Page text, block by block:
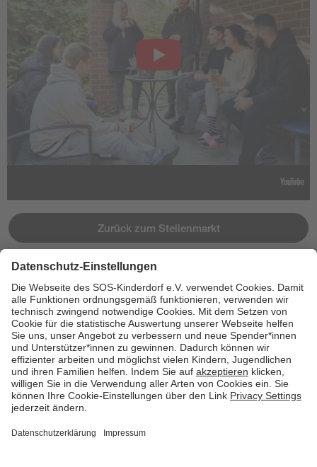
Zurück zum Stellenmarkt
Jetzt bewerben